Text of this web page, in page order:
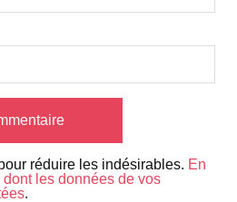
réduire les indésirables. En
les données de vos
.